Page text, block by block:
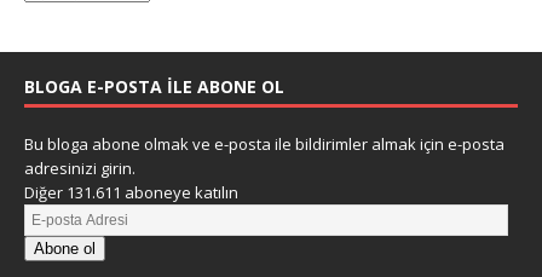
BLOGA E-POSTA ILE ABONE OL
Bu bloga abone olmak ve e-posta ile bildirimler almak için e-posta
adresinizi girin.
Diğer 131.611 aboneye katılın
Abone ol